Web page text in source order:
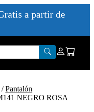
a partir de
/Pantalón
NEGRO ROSA